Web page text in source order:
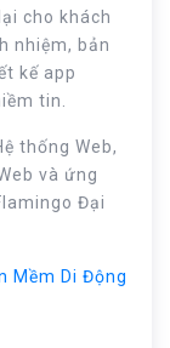
cho khách
nhiệm, bản
kế app
tin.
thống Web,
và ứng
Đại
Mềm Di Động